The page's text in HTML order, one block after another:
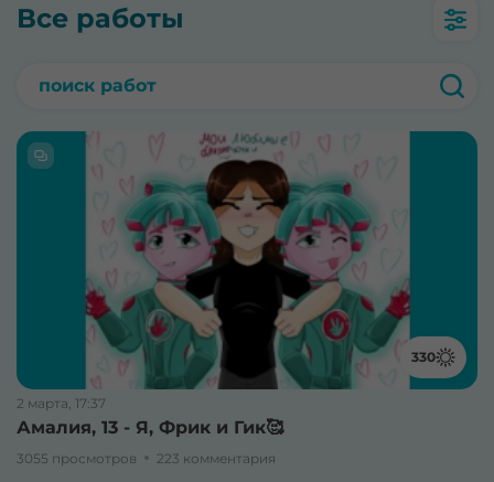
Все работы
поиск работ
330
2 марта, 17:37
Амалия, 13 - Я, Фрик и Гик🥰
3055 просмотров 223 комментария